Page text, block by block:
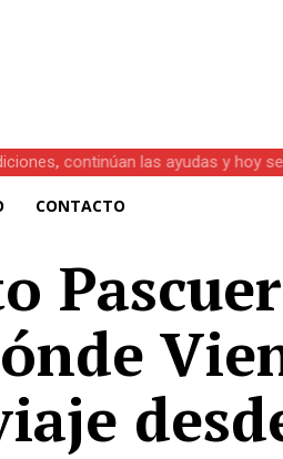
continúan las ayudas y hoy
CONTACTO